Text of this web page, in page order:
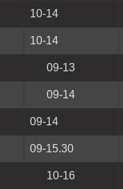
10-14
10-14
09-13
09-14
09-14
09-15.30
10-16